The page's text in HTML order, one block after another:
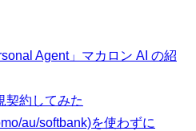
Agent」マカロン AI の紹
契約してみた
au/softbank)を使わずに